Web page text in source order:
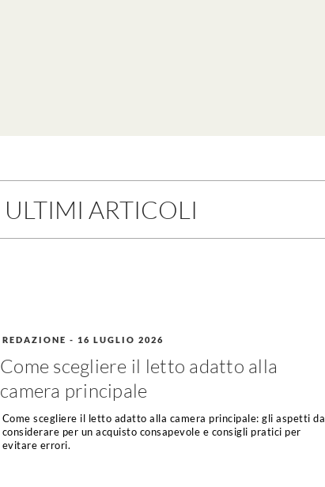
ULTIMI ARTICOLI
REDAZIONE - 16 LUGLIO 2026
Come scegliere il letto adatto alla
camera principale
Come scegliere il letto adatto alla camera principale: gli aspetti da
considerare per un acquisto consapevole e consigli pratici per
evitare errori.